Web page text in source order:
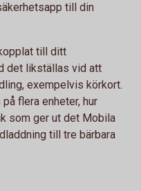
till din
till ditt
det likställas vid att
exempelvis körkort.
flera enheter, hur
som ger ut det Mobila
till tre bärbara